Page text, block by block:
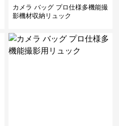
カメラ バッグ プロ仕様多機能撮
影機材収納リュック